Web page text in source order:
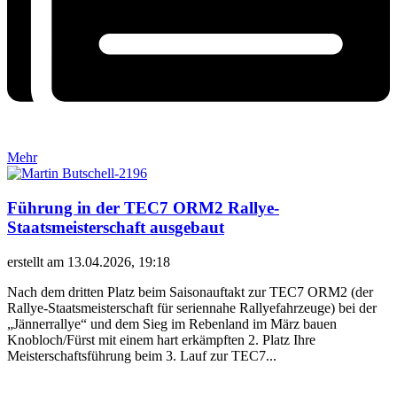
Mehr
Führung in der TEC7 ORM2 Rallye-
Staatsmeisterschaft ausgebaut
erstellt am 13.04.2026, 19:18
Nach dem dritten Platz beim Saisonauftakt zur TEC7 ORM2 (der
Rallye-Staatsmeisterschaft für seriennahe Rallyefahrzeuge) bei der
„Jännerrallye“ und dem Sieg im Rebenland im März bauen
Knobloch/Fürst mit einem hart erkämpften 2. Platz Ihre
Meisterschaftsführung beim 3. Lauf zur TEC7...